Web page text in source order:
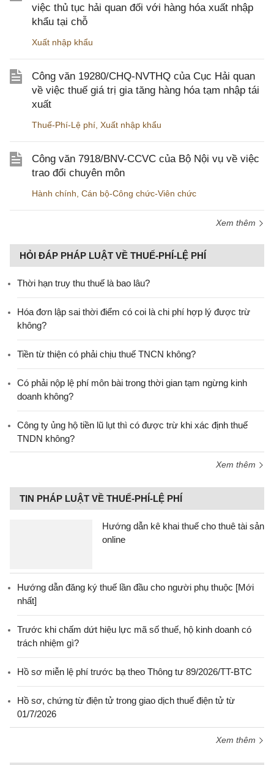
việc thủ tục hải quan đối với hàng hóa xuất nhập
khẩu tại chỗ
Xuất nhập khẩu
Công văn 19280/CHQ-NVTHQ của Cục Hải quan
về việc thuế giá trị gia tăng hàng hóa tạm nhập tái
xuất
Thuế-Phí-Lệ phí Xuất nhập khẩu
Công văn 7918/BNV-CCVC của Bộ Nội vụ về việc
trao đổi chuyên môn
Hành chính Cán bộ-Công chức-Viên chức
Xem thêm
HỎI ĐÁP PHÁP LUẬT VỀ THUẾ-PHÍ-LỆ PHÍ
Thời hạn truy thu thuế là bao lâu?
Hóa đơn lập sai thời điểm có coi là chi phí hợp lý được trừ
không?
Tiền từ thiện có phải chịu thuế TNCN không?
Có phải nộp lệ phí môn bài trong thời gian tạm ngừng kinh
doanh không?
Công ty ủng hộ tiền lũ lụt thì có được trừ khi xác định thuế
TNDN không?
Xem thêm
TIN PHÁP LUẬT VỀ THUẾ-PHÍ-LỆ PHÍ
Hướng dẫn kê khai thuế cho thuê tài sản
online
Hướng dẫn đăng ký thuế lần đầu cho người phụ thuộc [Mới
nhất]
Trước khi chấm dứt hiệu lực mã số thuế, hộ kinh doanh có
trách nhiệm gì?
Hồ sơ miễn lệ phí trước bạ theo Thông tư 89/2026/TT-BTC
Hồ sơ, chứng từ điện tử trong giao dịch thuế điện tử từ
01/7/2026
Xem thêm